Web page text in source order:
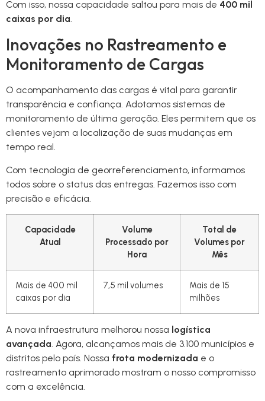
Com isso, nossa capacidade saltou para mais de 400 mil
caixas por dia.
Inovações no Rastreamento e
Monitoramento de Cargas
O acompanhamento das cargas é vital para garantir
transparência e confiança. Adotamos sistemas de
monitoramento de última geração. Eles permitem que os
clientes vejam a localização de suas mudanças em
tempo real.
Com tecnologia de georreferenciamento, informamos
todos sobre o status das entregas. Fazemos isso com
precisão e eficácia.
Capacidade
Atual
Volume
Processado por
Hora
Total de
Volumes por
Mês
Mais de 400 mil
caixas por dia
7,5 mil volumes
Mais de 15
milhões
A nova infraestrutura melhorou nossa logística
avançada. Agora, alcançamos mais de 3.100 municípios e
distritos pelo país. Nossa frota modernizada e o
rastreamento aprimorado mostram o nosso compromisso
com a excelência.